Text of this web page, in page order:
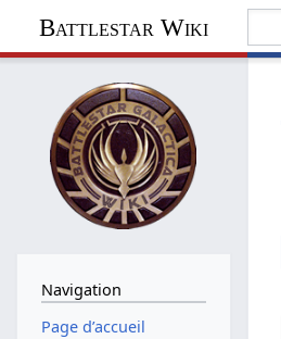
Battlestar Wiki
Navigation
Page d’accueil